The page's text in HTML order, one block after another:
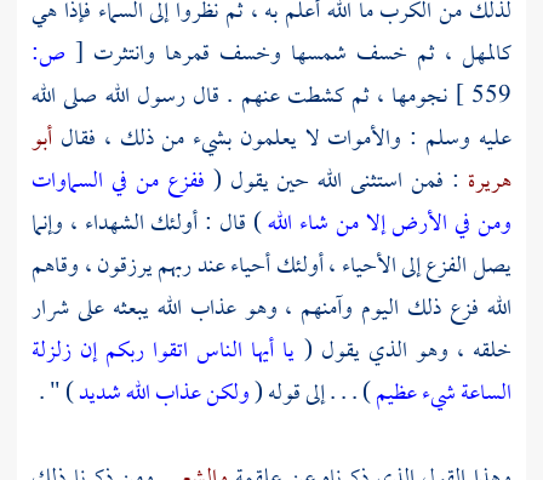
لذلك من الكرب ما الله أعلم به ، ثم نظروا إلى السماء فإذا هي
كالمهل ، ثم خسف شمسها وخسف قمرها وانتثرت [ ص:
559 ] نجومها ، ثم كشطت عنهم . قال رسول الله صلى الله
عليه وسلم : والأموات لا يعلمون بشيء من ذلك ، فقال أبو
هريرة : فمن استثنى الله حين يقول ( ففزع من في السماوات
ومن في الأرض إلا من شاء الله) قال : أولئك الشهداء ، وإنما
يصل الفزع إلى الأحياء ، أولئك أحياء عند ربهم يرزقون ، وقاهم
الله فزع ذلك اليوم وآمنهم ، وهو عذاب الله يبعثه على شرار
خلقه ، وهو الذي يقول ( يا أيها الناس اتقوا ربكم إن زلزلة
الساعة شيء عظيم) . . . إلى قوله (ولكن عذاب الله شديد) " .